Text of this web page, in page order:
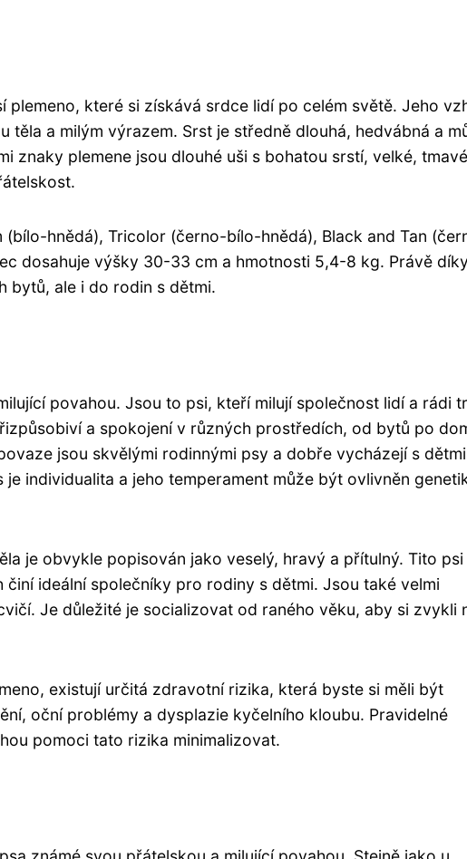
plemeno, které si získává srdce lidí po celém světě. Jeho
těla a milým výrazem. Srst je středně dlouhá, hedvábná a
znaky plemene jsou dlouhé uši s bohatou srstí, velké,
hnědá), Tricolor (černo-bílo-hnědá), Black and Tan
dosahuje výšky 30-33 cm a hmotnosti 5,4-8 kg. Právě díky
bytů, ale i do rodin s dětmi.
povahou. Jsou to psi, kteří milují společnost lidí a rádi
a spokojení v různých prostředích, od bytů po
jsou skvělými rodinnými psy a dobře vycházejí s
individualita a jeho temperament může být ovlivněn
je obvykle popisován jako veselý, hravý a přítulný. Tito psi
ideální společníky pro rodiny s dětmi. Jsou také velmi
Je důležité je socializovat od raného věku, aby si zvykli
existují určitá zdravotní rizika, která byste si měli být
oční problémy a dysplazie kyčelního kloubu. Pravidelné
pomoci tato rizika minimalizovat.